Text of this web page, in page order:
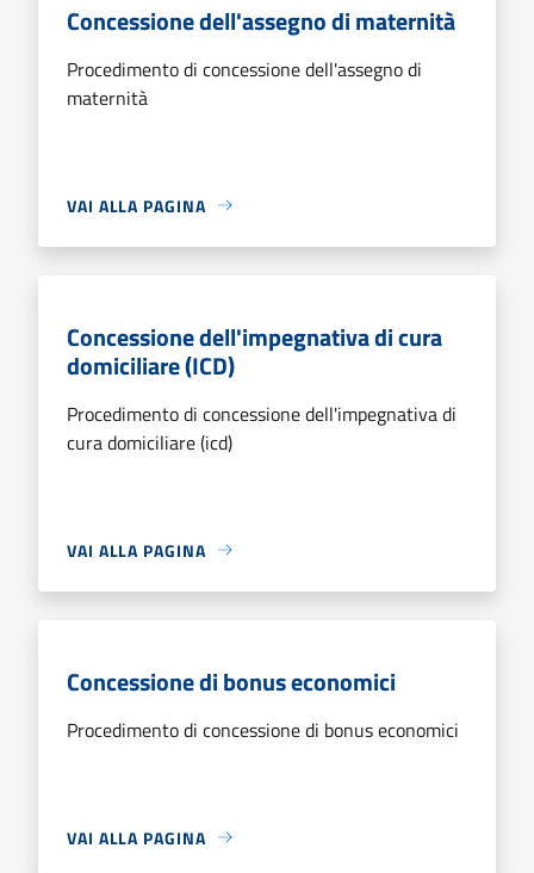
Concessione dell'assegno di maternità
Procedimento di concessione dell'assegno di
maternità
VAI ALLA PAGINA
Concessione dell'impegnativa di cura
domiciliare (ICD)
Procedimento di concessione dell'impegnativa di
cura domiciliare (icd)
VAI ALLA PAGINA
Concessione di bonus economici
Procedimento di concessione di bonus economici
VAI ALLA PAGINA